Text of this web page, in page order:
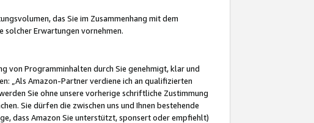
das Sie im Zusammenhang mit dem
Erwartungen vornehmen.
von Programminhalten durch Sie genehmigt, klar und
„Als Amazon-Partner verdiene ich an qualifizierten
Sie ohne unsere vorherige schriftliche Zustimmung
Sie dürfen die zwischen uns und Ihnen bestehende
dass Amazon Sie unterstützt, sponsert oder empfiehlt)